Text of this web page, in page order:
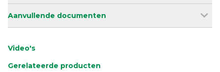
Aanvullende documenten
Video's
Gerelateerde producten